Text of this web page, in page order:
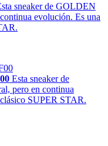
sneaker de GOLDEN
evolución. Es una
Esta sneaker de
pero en continua
SUPER STAR.